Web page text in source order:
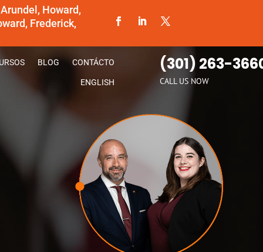
Howard,
Frederick,
BLOG CONTÁCTO
ENGLISH
(301) 263-
CALL US NOW